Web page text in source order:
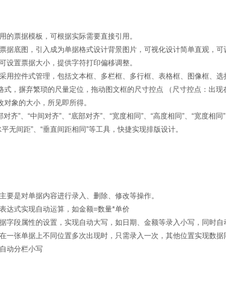
的票据模板，可根据实际需要直接引用。
底图，引入成为单据格式设计背景图片，可视化设计简单直观，可
置票据大小，提供字符打印偏移调整。
控件式管理，包括文本框、多栏框、多行框、表格框、图像框、选
摒弃繁琐的尺量定位，拖动图文框的尺寸控点 （尺寸控点：出现在
的大小，所见即所得。
”、“中间对齐”、“底部对齐”、“宽度相同”、“高度相同”、“宽度相同
间距”、“垂直间距相同”等工具，快捷实现排版设计。
是对单据内容进行录入、删除、修改等操作。
式实现自动运算，如金额=数量*单价
段属性的设置，实现自动大写，如日期、金额等录入小写，同时自
张单据上不同位置多次出现时，只需录入一次，其他位置实现数据
动分栏小写